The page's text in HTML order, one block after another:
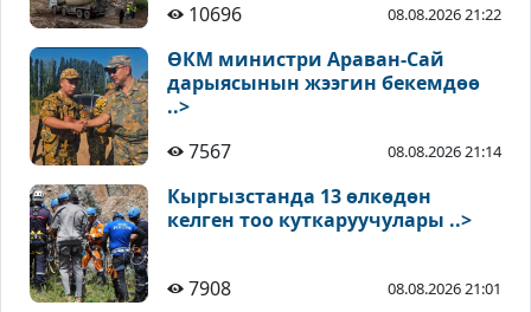
10696 08.08.2026 21:22
ӨКМ министри Араван-Сай
дарыясынын жээгин бекемдөө
..>
7567
08.08.2026 21:14
Кыргызстанда 13 өлкөдөн
келген тоо куткаруучулары ..>
7908 08.08.2026 21:01